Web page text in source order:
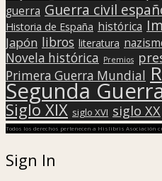
guerra Guerra civil
Historia de España histórica
Japón libros literatura
Novela histórica Premios
Primera Guerra Mundial
Segunda
Siglo XIX siglo XVI siglo XX
Todos los derechos pertenecen a Hislibris Asociación
Sign In